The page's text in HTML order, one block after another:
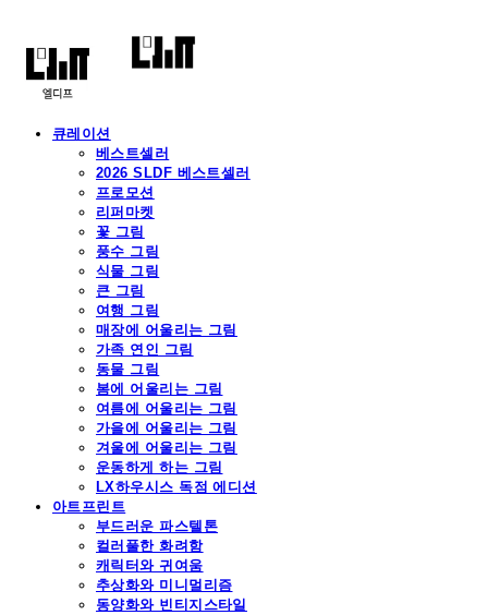
큐레이션
베스트셀러
2026 SLDF 베스트셀러
프로모션
리퍼마켓
꽃 그림
풍수 그림
식물 그림
큰 그림
여행 그림
매장에 어울리는 그림
가족 연인 그림
동물 그림
봄에 어울리는 그림
여름에 어울리는 그림
가을에 어울리는 그림
겨울에 어울리는 그림
운동하게 하는 그림
LX하우시스 독점 에디션
아트프린트
부드러운 파스텔톤
컬러풀한 화려함
캐릭터와 귀여움
추상화와 미니멀리즘
동양화와 빈티지스타일